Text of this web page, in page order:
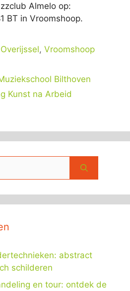
Almelo op:
BT in Vroomshoop.
Overijssel,Vroomshoop
Bilthoven
Kunst na Arbeid
abstract
schilderen
en tour: ontdek de